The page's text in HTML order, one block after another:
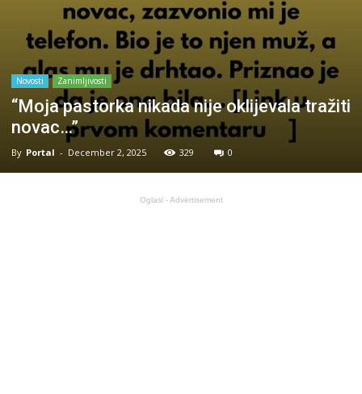
Novosti Zanimljivosti
“Moja pastorka nikada nije oklijevala tražiti
novac…”
By Portal - December 2, 2025 329 0
Oglasi - Advertisement